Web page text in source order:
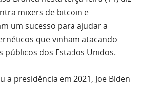
mixers de bitcoin e
um sucesso para ajudar a
que vinham atacando
públicos dos Estados Unidos.
a presidência em 2021, Joe Biden